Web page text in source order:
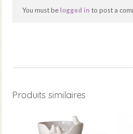
You must be logged in to post a
Produits similaires